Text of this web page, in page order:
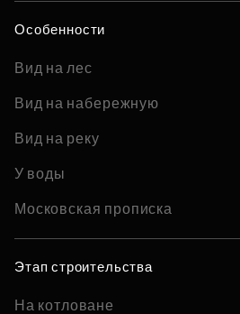
Особенности
Вид на лес
Вид на набережную
Вид на реку
У воды
Московская прописка
Этап строительства
На котловане